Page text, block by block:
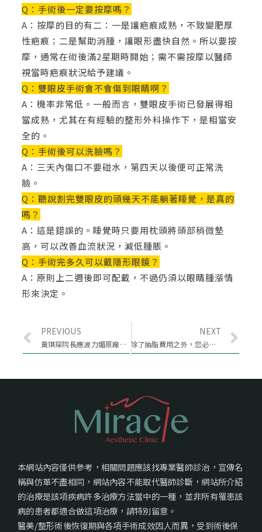
Q：手術後一定要按摩嗎？
A：按摩的目的有二：一是讓疤痕成熟，不致變肥厚
性疤痕；二是幫助消腫，讓眼形盡快自然。所以要按
摩，通常在術後滿2星期時開始；需不需按摩以醫師
視當時疤痕狀況給予建議。
Q：雙眼皮手術會不會傷到眼睛啊？
A：機率非常低。一般而言，雙眼皮手術已發展得相
當成熟，尤其在有經驗的整形外科操作下，是相當安
全的。
Q：手術後可以洗臉嗎？
A：三天內傷口不要碰水，第四天以後便可正常洗
臉。
Q：聽說割完雙眼皮的頭幾天不能躺著睡覺，是真的
嗎？
A：這是錯誤的。睡覺時只要用枕頭將頭部稍微墊
高，可以改善血流狀況，減低腫脹。
Q：手術完多久可以戴隱形眼鏡？
A：原則上二週後即可配戴，不過仍須以眼睛腫漲情
形來決定。
PREVIOUS
黃琪琛院長應波力媚原廠邀請, 闡述Motiva 魔滴隆乳的特色
NEXT
除了抽脂費用之外，您必須了解的抽脂知識！
本網站內容僅供參考，相關問題應該找專業醫師診治，宣傳名
稱與仿單不盡相同，網站內容不能取代醫師診斷，網站所介紹
的治療是該項疾病許多治療方法當中的一種，並非所有罹患該
病的患者都適合做這項治療，請特別留意。
醫美/整形術後恢復期與各項手術成效因人而異，受到術後保